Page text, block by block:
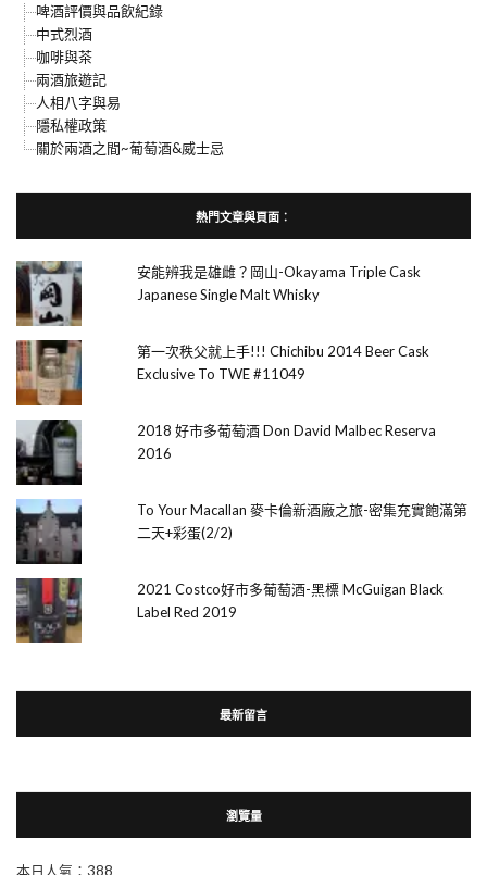
啤酒評價與品飲紀錄
中式烈酒
咖啡與茶
兩酒旅遊記
人相八字與易
隱私權政策
關於兩酒之間~葡萄酒&威士忌
熱門文章與頁面︰
安能辨我是雄雌？岡山-Okayama Triple Cask
Japanese Single Malt Whisky
第一次秩父就上手!!! Chichibu 2014 Beer Cask
Exclusive To TWE #11049
2018 好市多葡萄酒 Don David Malbec Reserva
2016
To Your Macallan 麥卡倫新酒廠之旅-密集充實飽滿第
二天+彩蛋(2/2)
2021 Costco好市多葡萄酒-黑標 McGuigan Black
Label Red 2019
最新留言
瀏覽量
本日人氣：388